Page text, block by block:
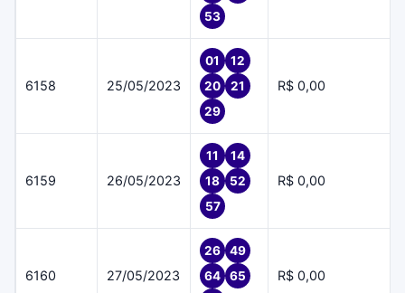
53
6158 25/05/2023
01
12
20
21
29
R$ 0,00
6159 26/05/2023
11
14
18
52
57
R$ 0,00
6160 27/05/2023
26
49
64
65
R$ 0,00